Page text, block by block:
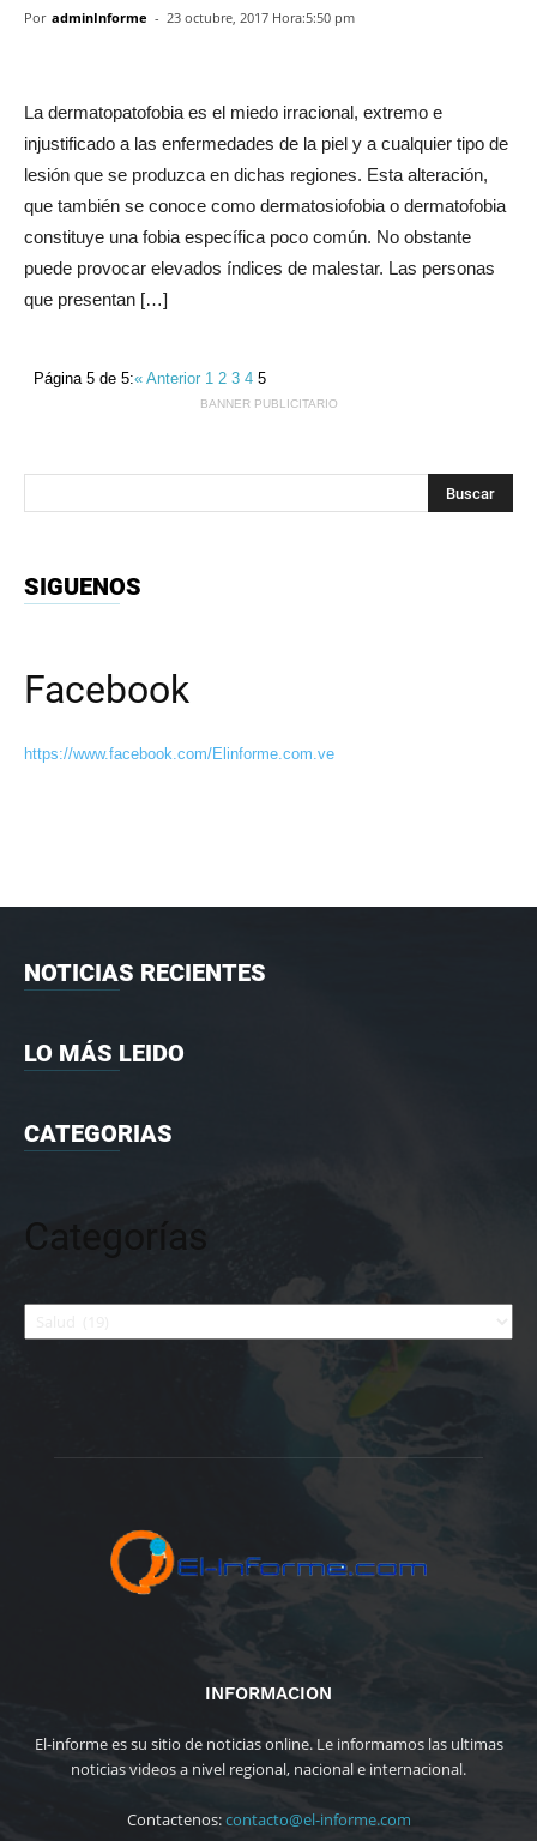
Por adminInforme - 23 octubre, 2017 Hora:5:50 pm
La dermatopatofobia es el miedo irracional, extremo e
injustificado a las enfermedades de la piel y a cualquier tipo de
lesión que se produzca en dichas regiones. Esta alteración,
que también se conoce como dermatosiofobia o dermatofobia
constituye una fobia específica poco común. No obstante
puede provocar elevados índices de malestar. Las personas
que presentan […]
Página 5 de 5:« Anterior 12345
BANNER PUBLICITARIO
SIGUENOS
Facebook
https://www.facebook.com/Elinforme.com.ve
NOTICIAS RECIENTES
LO MÁS LEIDO
CATEGORIAS
Categorías
Categorías
INFORMACION
El-informe es su sitio de noticias online. Le informamos las ultimas
noticias videos a nivel regional, nacional e internacional.
Contactenos:contacto@el-informe.com